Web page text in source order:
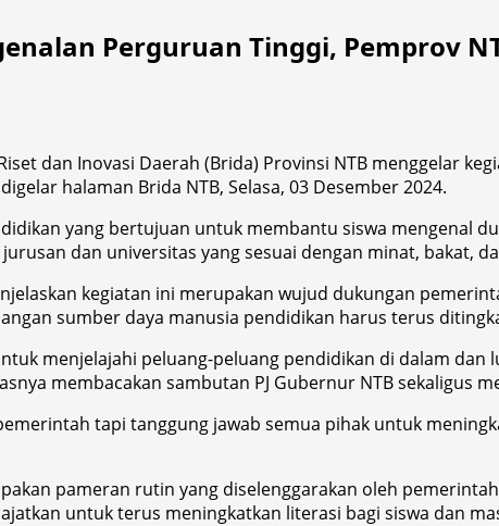
Perguruan Tinggi, Pemprov
dan Inovasi Daerah (Brida) Provinsi NTB menggelar
halaman Brida NTB, Selasa, 03 Desember 2024.
yang bertujuan untuk membantu siswa mengenal
dan universitas yang sesuai dengan minat, bakat,
kegiatan ini merupakan wujud dukungan
sumber daya manusia pendidikan harus terus
menjelajahi peluang-peluang pendidikan di dalam
membacakan sambutan PJ Gubernur NTB sekaligus
tapi tanggung jawab semua pihak untuk
pameran rutin yang diselenggarakan oleh
untuk terus meningkatkan literasi bagi siswa dan